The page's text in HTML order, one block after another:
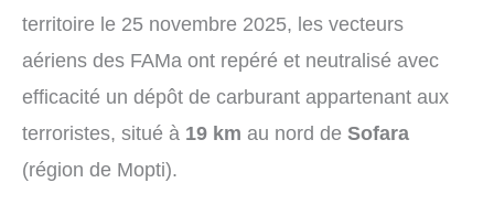
territoire le 25 novembre 2025, les vecteurs
aériens des FAMa ont repéré et neutralisé avec
efficacité un dépôt de carburant appartenant aux
terroristes, situé à 19 km au nord de Sofara
(région de Mopti).